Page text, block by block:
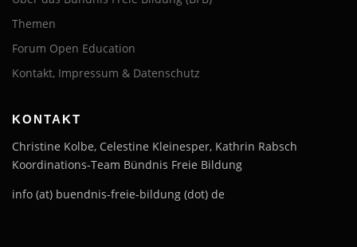
Themen
Forum Open Education
Kontakt, Impressum & Datenschutz
KONTAKT
Christine Kolbe, Celestine Kleinesper, Kathrin Rabsch
Koordinations-Team Bündnis Freie Bildung
info (at) buendnis-freie-bildung (dot) de